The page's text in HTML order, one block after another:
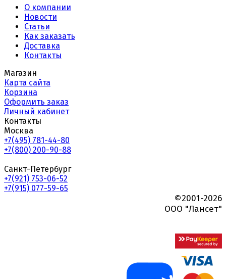
О компании
Новости
Статьи
Как заказать
Доставка
Контакты
Магазин
Карта сайта
Корзина
Оформить заказ
Личный кабинет
Контакты
Москва
+7(495) 781-44-80
+7(800) 200-90-88
Санкт-Петербург
+7(921) 753-06-52
+7(915) 077-59-65
©2001-2026
ООО "Лансет"